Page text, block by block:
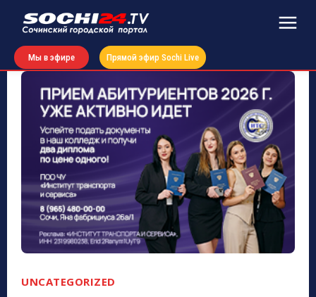
Мы в эфире Прямой эфир Sochi Live
UNCATEGORIZED